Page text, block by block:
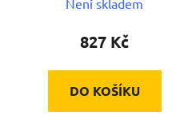
827 Kč
DO KOŠÍKU